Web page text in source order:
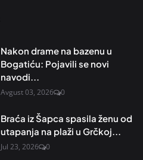
Nakon drame na bazenu u
Bogatiću: Pojavili se novi
navodi...
Avgust 03, 2026 0
Braća iz Šapca spasila ženu od
utapanja na plaži u Grčkoj...
Jul 23, 2026 0